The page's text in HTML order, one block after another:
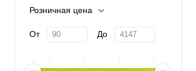
Розничная цена
От До